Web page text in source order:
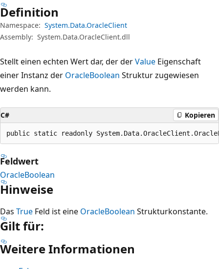
Definition
Namespace: System.Data.OracleClient
Assembly: System.Data.OracleClient.dll
Stellt einen echten Wert dar, der derValue Eigenschaft
einer Instanz der OracleBoolean Struktur zugewiesen
werden kann.
C# Kopieren
public static readonly
Feldwert
OracleBoolean
Hinweise
Das True Feld ist eine OracleBoolean Strukturkonstante.
Gilt für:
Weitere Informationen